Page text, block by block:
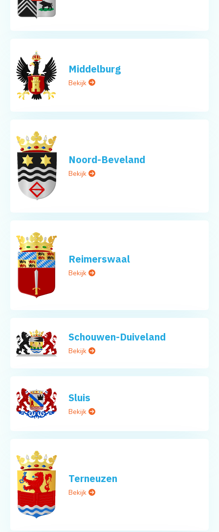
Middelburg
Bekijk
Noord-Beveland
Bekijk
Reimerswaal
Bekijk
Schouwen-Duiveland
Bekijk
Sluis
Bekijk
Terneuzen
Bekijk